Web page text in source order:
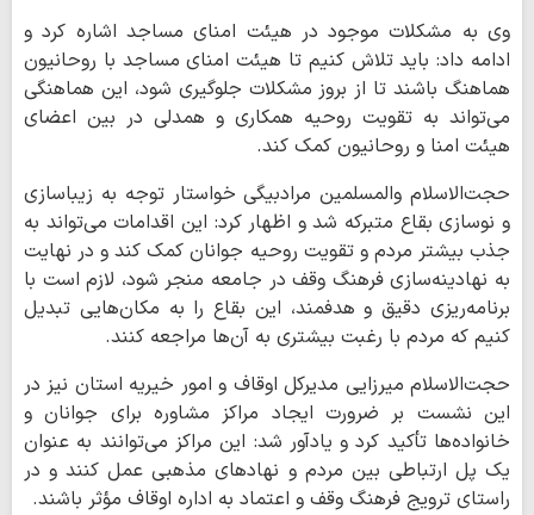
وی به مشکلات موجود در هیئت امنای مساجد اشاره کرد و
ادامه داد: باید تلاش کنیم تا هیئت امنای مساجد با روحانیون
هماهنگ باشند تا از بروز مشکلات جلوگیری شود، این هماهنگی
می‌تواند به تقویت روحیه همکاری و همدلی در بین اعضای
هیئت امنا و روحانیون کمک کند.
حجت‌الاسلام والمسلمین مرادبیگی خواستار توجه به زیباسازی
و نوسازی بقاع متبرکه شد و اظهار کرد: این اقدامات می‌تواند به
جذب بیشتر مردم و تقویت روحیه جوانان کمک کند و در نهایت
به نهادینه‌سازی فرهنگ وقف در جامعه منجر شود، لازم است با
برنامه‌ریزی دقیق و هدفمند، این بقاع را به مکان‌هایی تبدیل
کنیم که مردم با رغبت بیشتری به آن‌ها مراجعه کنند.
حجت‌الاسلام میرزایی مدیرکل اوقاف و امور خیریه استان نیز در
این نشست بر ضرورت ایجاد مراکز مشاوره برای جوانان و
خانواده‌ها تأکید کرد و یادآور شد: این مراکز می‌توانند به عنوان
یک پل ارتباطی بین مردم و نهادهای مذهبی عمل کنند و در
راستای ترویج فرهنگ وقف و اعتماد به اداره اوقاف مؤثر باشند.